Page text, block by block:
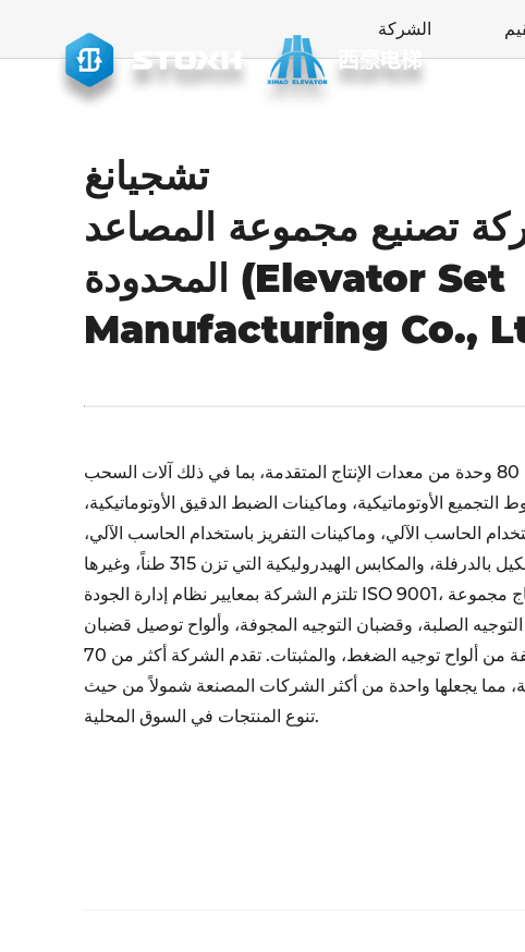
صُنعت من أجل الكمال، موثوق بها في جميع أنحاء العالم
الشركة
تشجيانغ
تصنيع مجموعة المصاعد
المحدودة (Elevator Set
Manufacturing Co.,
تم تجهيز الشركة بأكثر من 80 وحدة من معدات الإنتاج المتقدمة، بما في ذلك آلات السحب
الأوتوماتيكية، وماكينات الضبط الدقيق الأوتوماتيكية،
الحاسب الآلي، وماكينات التفريز باستخدام الحاسب الآلي،
تلتزم الشركة بمعايير نظام إدارة الجودة ISO 9001، وهي متخصصة في إنتاج مجموعة
الصلبة، وقضبان التوجيه المجوفة، وألواح توصيل قضبان
التوجيه، وأنواع مختلفة من ألواح توجيه الضغط، والمثبتات. تقدم الشركة أكثر من 70
مما يجعلها واحدة من أكثر الشركات المصنعة شمولاً من حيث
تنوع المنتجات في السوق المحلية.